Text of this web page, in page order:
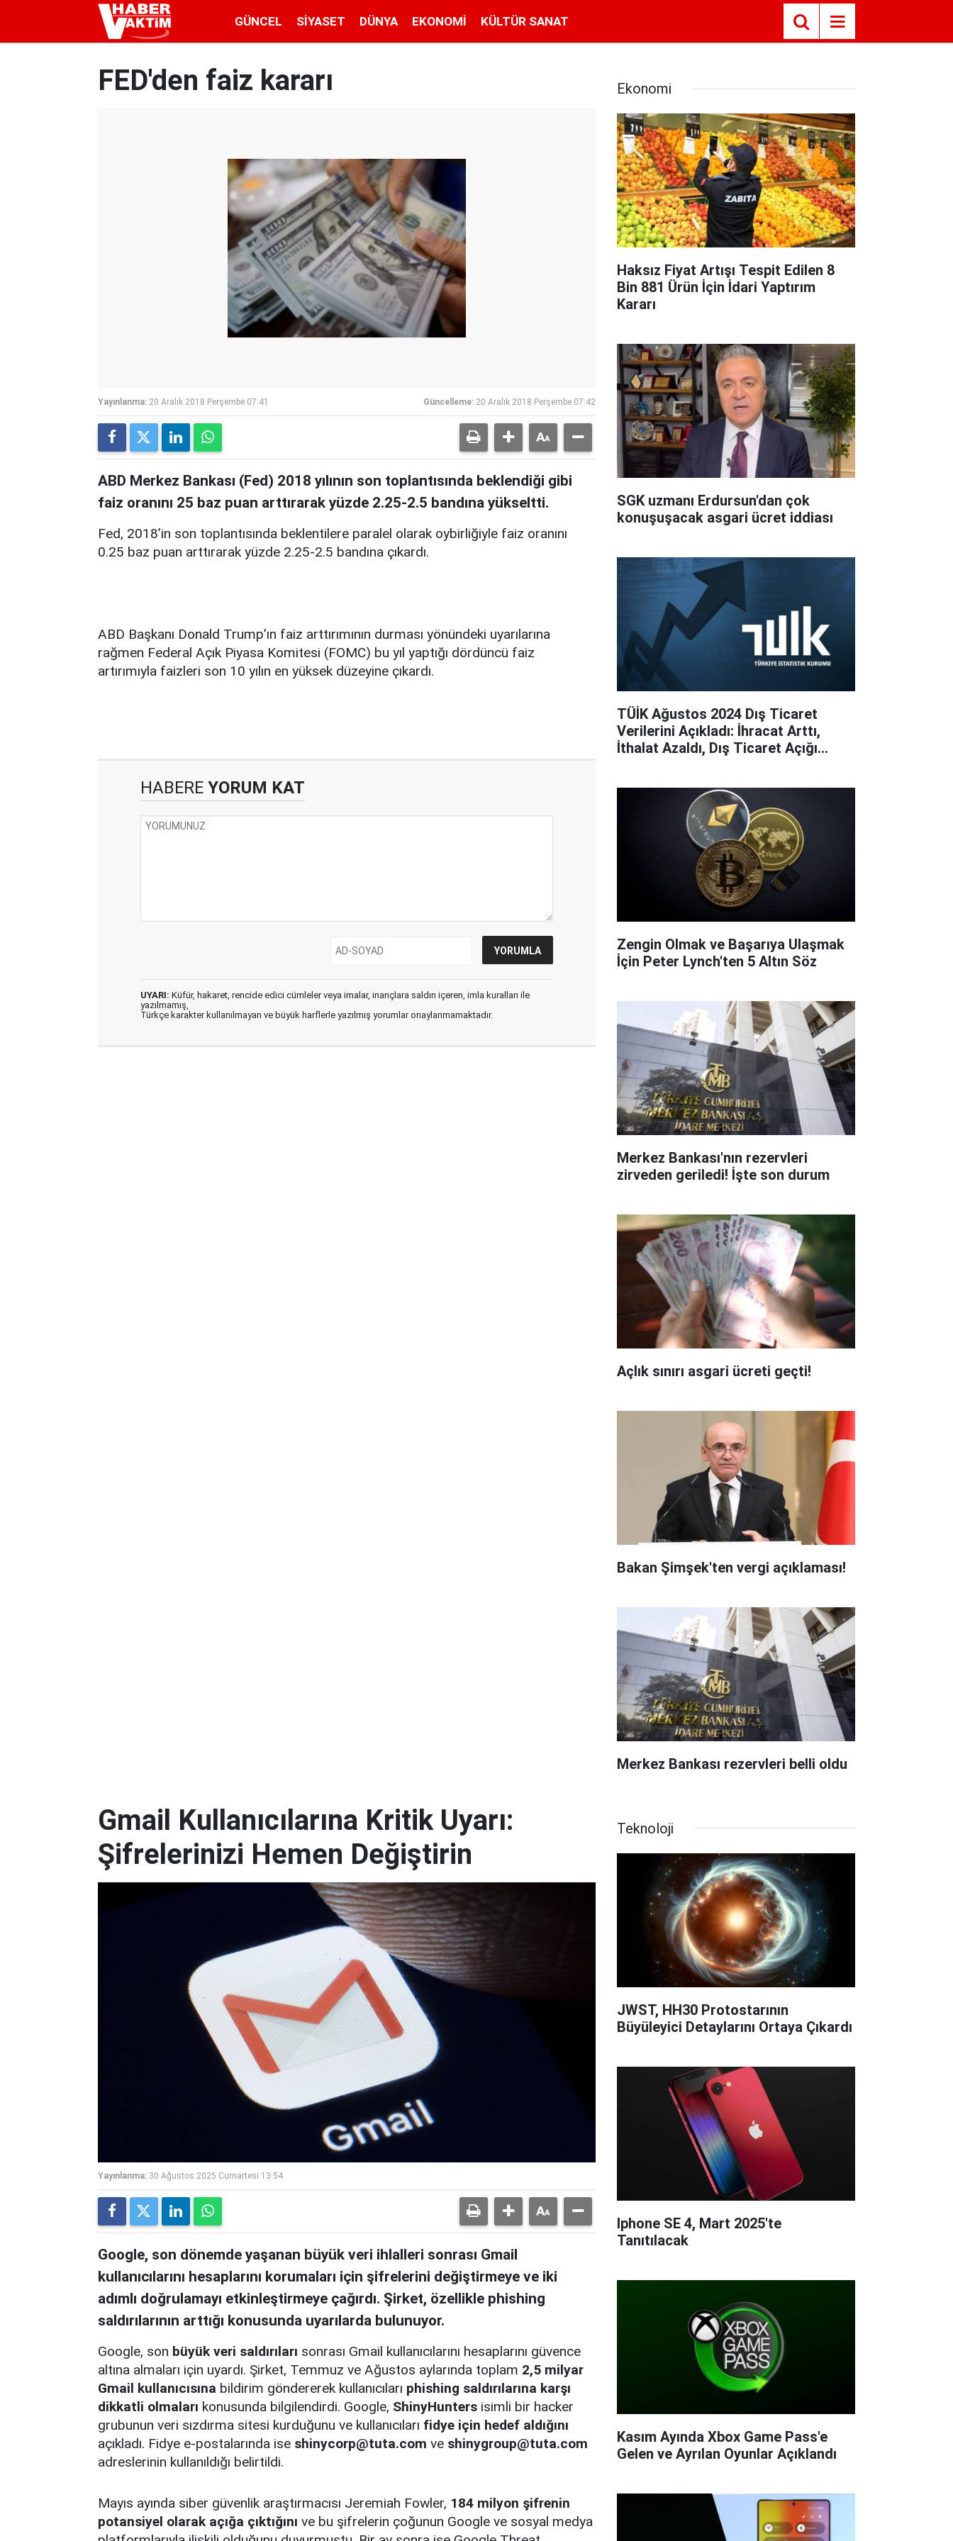
GÜNCEL SIYASET DÜNYA EKONOMI KÜLTÜR SANAT
FED'den faiz kararı
Yayınlanma: 20 Aralık 2018 Perşembe 07:41 Güncelleme: 20 Aralık 2018 Perşembe 07:42
ABD Merkez Bankası (Fed) 2018 yılının son toplantısında beklendiği gibi
faiz oranını 25 baz puan arttırarak yüzde 2.25-2.5 bandına yükseltti.
Fed, 2018’in son toplantısında beklentilere paralel olarak oybirliğiyle faiz oranını
0.25 baz puan arttırarak yüzde 2.25-2.5 bandına çıkardı.
ABD Başkanı Donald Trump’ın faiz arttırımının durması yönündeki uyarılarına
rağmen Federal Açık Piyasa Komitesi (FOMC) bu yıl yaptığı dördüncü faiz
artırımıyla faizleri son 10 yılın en yüksek düzeyine çıkardı.
HABERE YORUM KAT
UYARI: Küfür, hakaret, rencide edici cümleler veya imalar, inançlara saldırı içeren, imla kuralları ile
yazılmamış,
Türkçe karakter kullanılmayan ve büyük harflerle yazılmış yorumlar onaylanmamaktadır.
Ekonomi
Haksız Fiyat Artışı Tespit Edilen 8
Bin 881 Ürün İçin İdari Yaptırım
Kararı
SGK uzmanı Erdursun'dan çok
konuşuşacak asgari ücret iddiası
TÜİK Ağustos 2024 Dış Ticaret
Verilerini Açıkladı: İhracat Arttı,
İthalat Azaldı, Dış Ticaret Açığı
Zengin Olmak ve Başarıya Ulaşmak
İçin Peter Lynch'ten 5 Altın Söz
Merkez Bankası'nın rezervleri
zirveden geriledi! İşte son durum
Açlık sınırı asgari ücreti geçti!
Bakan Şimşek'ten vergi açıklaması!
Merkez Bankası rezervleri belli oldu
Gmail Kullanıcılarına Kritik Uyarı:
Şifrelerinizi Hemen Değiştirin
Yayınlanma: 30 Ağustos 2025 Cumartesi 13:54
Google, son dönemde yaşanan büyük veri ihlalleri sonrası Gmail
kullanıcılarını hesaplarını korumaları için şifrelerini değiştirmeye ve iki
adımlı doğrulamayı etkinleştirmeye çağırdı. Şirket, özellikle phishing
saldırılarının arttığı konusunda uyarılarda bulunuyor.
Google, son büyük veri saldırıları sonrası Gmail kullanıcılarını hesaplarını güvence
altına almaları için uyardı. Şirket, Temmuz ve Ağustos aylarında toplam 2,5 milyar
Gmail kullanıcısına bildirim göndererek kullanıcıları phishing saldırılarına karşı
dikkatli olmaları konusunda bilgilendirdi. Google, ShinyHunters isimli bir hacker
grubunun veri sızdırma sitesi kurduğunu ve kullanıcıları fidye için hedef aldığını
açıkladı. Fidye e-postalarında ise shinycorp@tuta.com ve shinygroup@tuta.com
adreslerinin kullanıldığı belirtildi.
Mayıs ayında siber güvenlik araştırmacısı Jeremiah Fowler, 184 milyon şifrenin
potansiyel olarak açığa çıktığını ve bu şifrelerin çoğunun Google ve sosyal medya
Teknoloji
JWST, HH30 Protostarının
Büyüleyici Detaylarını Ortaya Çıkardı
Iphone SE 4, Mart 2025'te
Tanıtılacak
Kasım Ayında Xbox Game Pass'e
Gelen ve Ayrılan Oyunlar Açıklandı